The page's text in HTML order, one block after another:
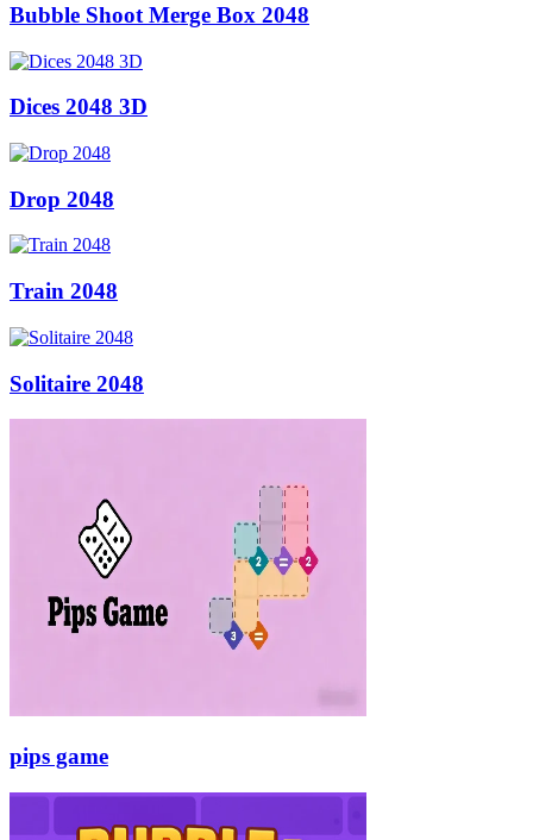
Bubble Shoot Merge Box 2048
Dices 2048 3D
Drop 2048
Train 2048
Solitaire 2048
pips game